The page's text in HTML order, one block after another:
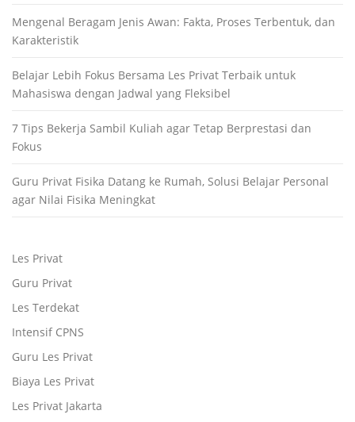
Mengenal Beragam Jenis Awan: Fakta, Proses Terbentuk, dan
Karakteristik
Belajar Lebih Fokus Bersama Les Privat Terbaik untuk
Mahasiswa dengan Jadwal yang Fleksibel
7 Tips Bekerja Sambil Kuliah agar Tetap Berprestasi dan
Fokus
Guru Privat Fisika Datang ke Rumah, Solusi Belajar Personal
agar Nilai Fisika Meningkat
Les Privat
Guru Privat
Les Terdekat
Intensif CPNS
Guru Les Privat
Biaya Les Privat
Les Privat Jakarta